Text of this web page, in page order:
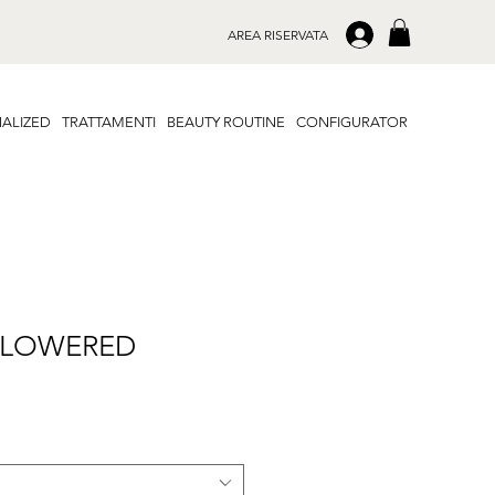
AREA RISERVATA .
TRATTAMENTI BEAUTY ROUTINE CONFIGURATOR